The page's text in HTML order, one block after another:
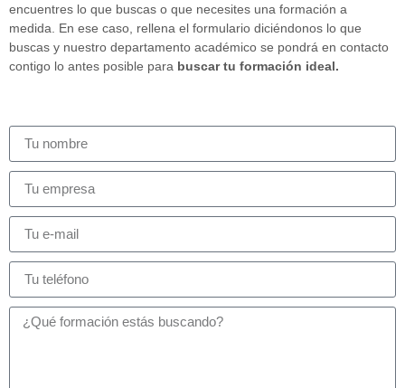
encuentres lo que buscas o que necesites una formación a
medida. En ese caso, rellena el formulario diciéndonos lo que
buscas y nuestro departamento académico se pondrá en contacto
contigo lo antes posible para buscar tu formación ideal.